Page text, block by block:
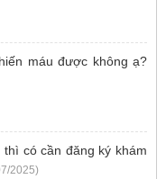
máu được không ạ?
có cần đăng ký khám
2025)